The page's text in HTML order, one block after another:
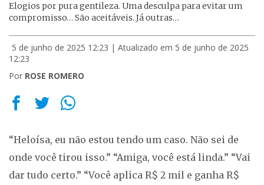
Elogios por pura gentileza. Uma desculpa para evitar um
compromisso… São aceitáveis. Já outras…
5 de junho de 2025 12:23 | Atualizado em 5 de junho de 2025
12:23
Por ROSE ROMERO
“Heloísa, eu não estou tendo um caso. Não sei de
onde você tirou isso.” “Amiga, você está linda.” “Vai
dar tudo certo.” “Você aplica R$ 2 mil e ganha R$